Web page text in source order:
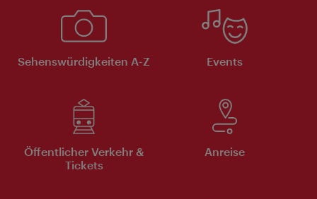
Sehenswürdigkeiten A-Z Events
Öffentlicher Verkehr &
Tickets
Anreise